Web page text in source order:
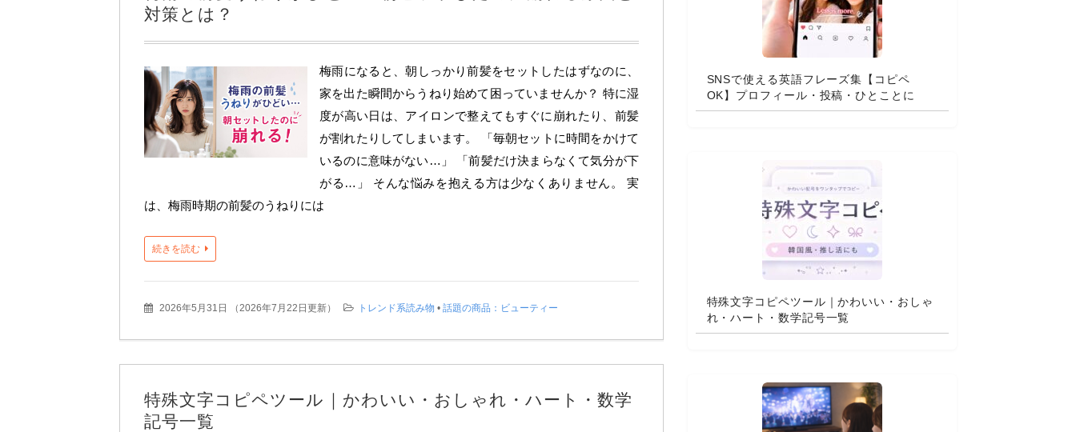
対策とは？
梅雨になると、朝しっかり前髪をセットしたはずなのに、
家を出た瞬間からうねり始めて困っていませんか？ 特に湿
度が高い日は、アイロンで整えてもすぐに崩れたり、前髪
が割れたりしてしまいます。 「毎朝セットに時間をかけて
いるのに意味がない…」 「前髪だけ決まらなくて気分が下
がる…」 そんな悩みを抱える方は少なくありません。 実
は、梅雨時期の前髪のうねりには
続きを読む
2026年5月31日 （2026年7月22日更新） トレンド系読み物 • 話題の商品：ビューティー
特殊文字コピペツール｜かわいい・おしゃれ・ハート・数学
記号一覧
SNSで使える英語フレーズ集【コピペ
OK】プロフィール・投稿・ひとことに
特殊文字コピペツール｜かわいい・おしゃ
れ・ハート・数学記号一覧